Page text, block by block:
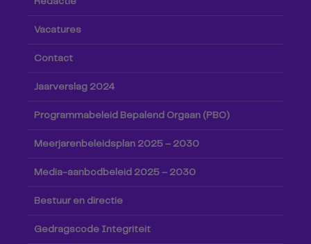
Vacatures
Contact
Jaarverslag 2024
Programmabeleid Bepalend Orgaan (PBO)
Meerjarenbeleidsplan 2025 – 2030
Media-aanbodbeleid 2025 – 2030
Bestuur en directie
Gedragscode Integriteit